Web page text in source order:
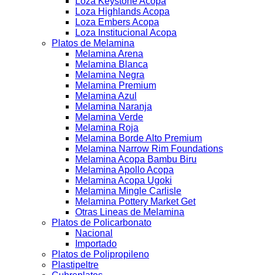
Loza Highlands Acopa
Loza Embers Acopa
Loza Institucional Acopa
Platos de Melamina
Melamina Arena
Melamina Blanca
Melamina Negra
Melamina Premium
Melamina Azul
Melamina Naranja
Melamina Verde
Melamina Roja
Melamina Borde Alto Premium
Melamina Narrow Rim Foundations
Melamina Acopa Bambu Biru
Melamina Apollo Acopa
Melamina Acopa Ugoki
Melamina Mingle Carlisle
Melamina Pottery Market Get
Otras Lineas de Melamina
Platos de Policarbonato
Nacional
Importado
Platos de Polipropileno
Plastipeltre